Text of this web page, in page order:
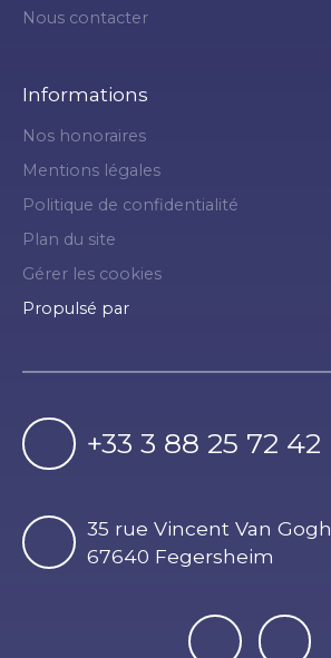
Nous contacter
Informations
Nos honoraires
Mentions légales
Politique de confidentialité
Plan du site
Gérer les cookies
Propulsé par
+33 3 88 25 72 42
35 rue Vincent Van Gogh
67640 Fegersheim